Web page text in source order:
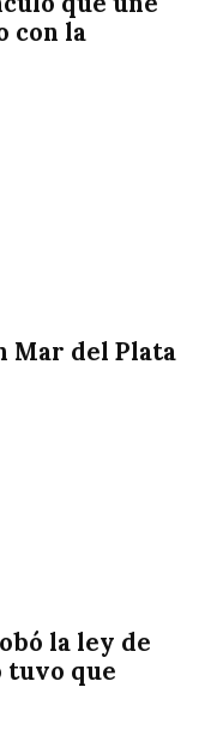
con la
Mar del Plata
la ley de
tuvo que